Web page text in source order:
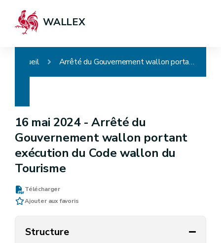
WALLEX
Accueil Arrêté du Gouvernement wallon portant exécution du Code wallon du Tourisme
16 mai 2024 -Arrêté du
Gouvernement wallon portant
exécution du Code wallon du
Tourisme
Télécharger
Ajouter aux favoris
Structure